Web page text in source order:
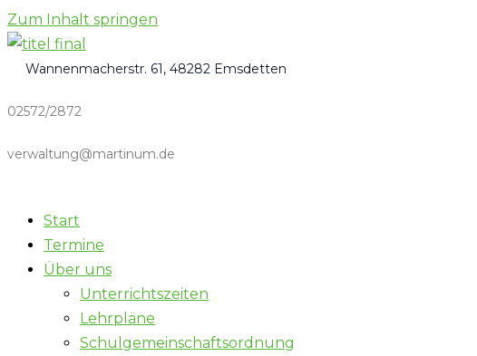
Zum Inhalt springen
Wannenmacherstr. 61, 48282 Emsdetten
02572/2872
verwaltung@martinum.de
Start
Termine
Über uns
Unterrichtszeiten
Lehrpläne
Schulgemeinschaftsordnung